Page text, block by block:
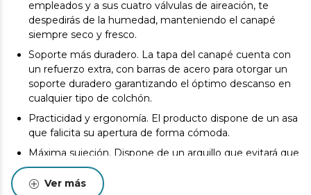
empleados y a sus cuatro válvulas de aireación, te
despedirás de la humedad, manteniendo el canapé
siempre seco y fresco.
Soporte más duradero. La tapa del canapé cuenta con
un refuerzo extra, con barras de acero para otorgar un
soporte duradero garantizando el óptimo descanso en
cualquier tipo de colchón.
Practicidad y ergonomía. El producto dispone de un asa
que falicita su apertura de forma cómoda.
Máxima sujeción. Dispone de un arquillo que evitará que
se desplace en colchón cuando abras el producto.
100% fabricado en españa
Ver más